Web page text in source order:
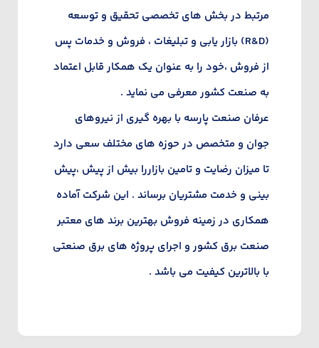
مرتبط در بخش های تخصصی تحقیق و توسعه
(R&D) بازار یابی و تبلیغات ، فروش و خدمات پس
از فروش ،خود را به عنوان یک همکار قابل اعتماد
به صنعت کشور معرفی می نماید .
عرفان صنعت پارسه با بهره گیری از نیروهای
جوان و متخصص در حوزه های مختلف سعی دارد
تا میزان رضایت و تامین بازاررا بیش از پیش ،پیش
بینی و خدمت مشتریان برساند . این شرکت آماده
همکاری در زمینه فروش بهترین برند های معتبر
صنعت برق کشور و اجرای پروژه های برق صنعتی
با بالاترین کیفیت می باشد .